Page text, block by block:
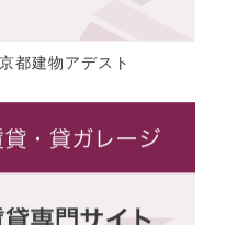
都建物アデスト